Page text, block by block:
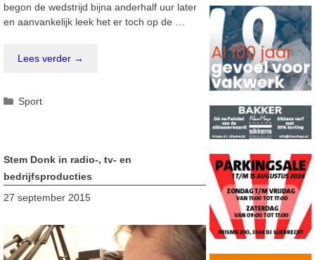
begon de wedstrijd bijna anderhalf uur later
en aanvankelijk leek het er toch op de …
Lees verder →
Categorieën
Sport
Stem Donk in radio-, tv- en
bedrijfsproducties
27 september 2015